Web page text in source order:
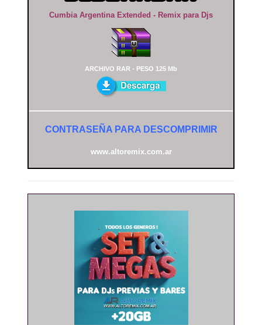
Cumbia Argentina Extended - Remix para Djs
ARCHIVO RAR - PESO 125 Mb
CONTRASEÑA PARA DESCOMPRIMIR
www.altoremix.com.ar